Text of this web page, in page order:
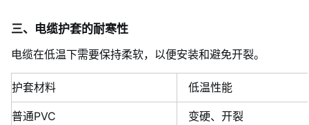
三、电缆护套的耐寒性
电缆在低温下需要保持柔软，以便安装和避免开裂。
护套材料 低温性能
普通PVC 变硬、开裂